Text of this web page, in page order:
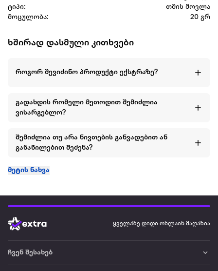
ტიპი:
თმის მოვლა
მოცულობა:
20 გრ
ხშირად დასმული კითხვები
როგორ შევიძინო პროდუქტი ექსტრაზე?
გადახდის რომელი მეთოდით შემიძლია
ვისარგებლო?
შემიძლია თუ არა ნივთების განვადებით ან
განაწილებით შეძენა?
მეტის ნახვა
ყველაზე დიდი ონლაინ მაღაზია
ჩვენ შესახებ